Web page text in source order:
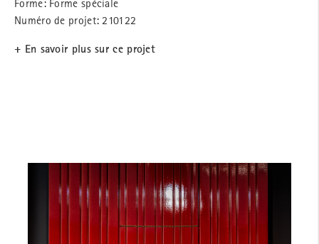
Forme: Forme spéciale
Numéro de projet: 210122
+ En savoir plus sur ce projet